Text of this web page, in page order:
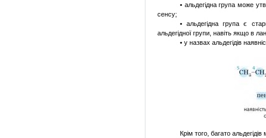
• альдегідна група може
сенсу;
• альдегідна група є
альдегідної групи, навіть якщо в
• у назвах альдегідів
Крім того, багато